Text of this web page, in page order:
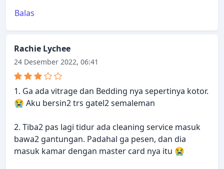
Balas
Rachie Lychee
24 Desember 2022, 06:41
1. Ga ada vitrage dan Bedding nya sepertinya kotor.
😭 Aku bersin2 trs gatel2 semaleman
2. Tiba2 pas lagi tidur ada cleaning service masuk
bawa2 gantungan. Padahal ga pesen, dan dia
masuk kamar dengan master card nya itu 😭